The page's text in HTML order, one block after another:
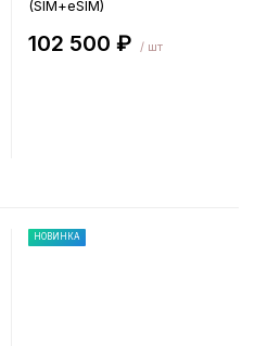
(SIM+eSIM)
102 500 ₽ / шт
НОВИНКА